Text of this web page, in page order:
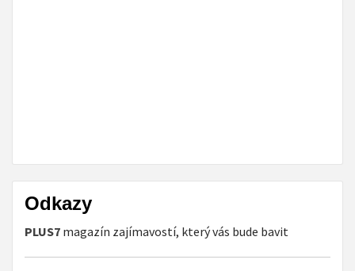
Odkazy
PLUS7 magazín zajímavostí, který vás bude bavit